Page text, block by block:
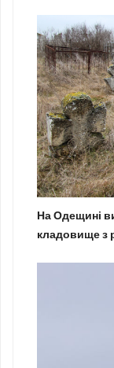
На Одещині
кладовище з